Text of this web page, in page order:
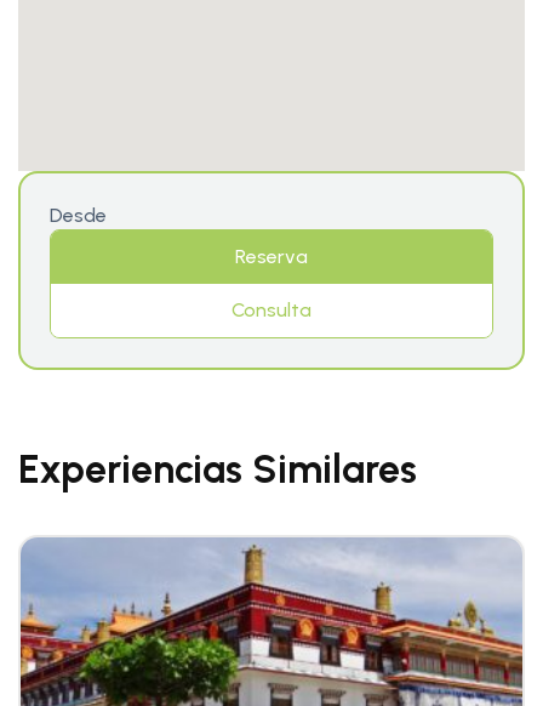
Desde
Reserva
Consulta
Experiencias Similares